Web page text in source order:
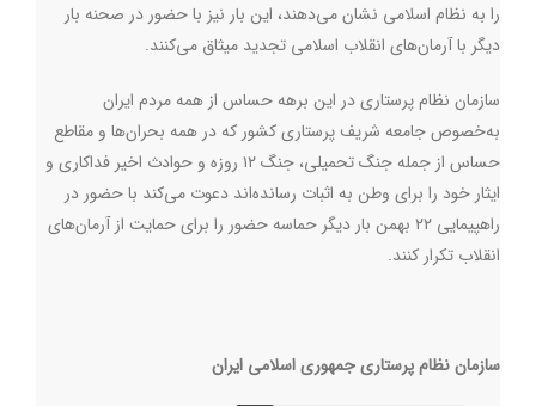
را به نظام اسلامی نشان می‌دهند، این بار نیز با حضور در صحنه بار
دیگر با آرمان‌های انقلاب اسلامی تجدید میثاق می‌کنند.
سازمان نظام پرستاری در این برهه حساس از همه مردم ایران
به‌خصوص جامعه شریف پرستاری کشور که در همه بحران‌ها و مقاطع
حساس از جمله جنگ تحمیلی، جنگ ۱۲ روزه و حوادث اخیر فداکاری و
ایثار خود را برای وطن به اثبات رسانده‌اند دعوت می‌کند با حضور در
راهپیمایی ۲۲ بهمن بار دیگر حماسه حضور را برای حمایت از آرمان‌های
انقلاب تکرار کنند.
سازمان نظام پرستاری جمهوری اسلامی ایران